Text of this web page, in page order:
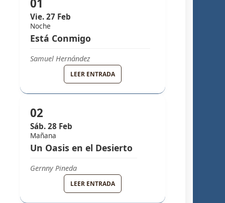
01
Vie. 27 Feb
Noche
Está Conmigo
Samuel Hernández
LEER ENTRADA
02
Sáb. 28 Feb
Mañana
Un Oasis en el Desierto
Gernny Pineda
LEER ENTRADA